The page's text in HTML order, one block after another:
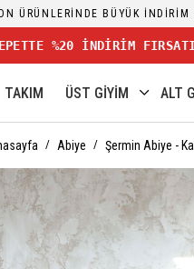
ÜRÜNLERİNDE BÜYÜK İNDİRİM
%20 İNDİRİM
TAKIM ÜST GİYİM ALT
Abiye Şermin Abiye -